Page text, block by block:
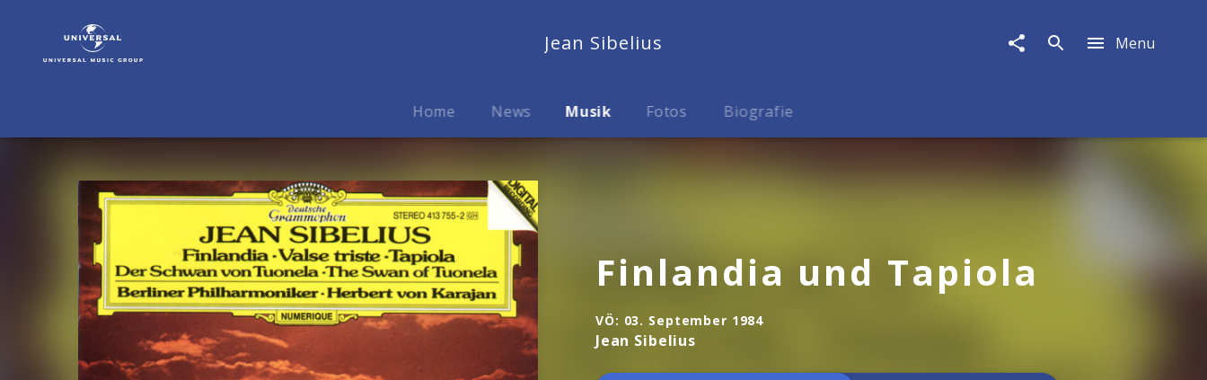
und
Jean Sibelius Menu
Home News Musik Fotos Biografie
Finlandia und Tapiola
VÖ: 03. September 1984
Jean Sibelius